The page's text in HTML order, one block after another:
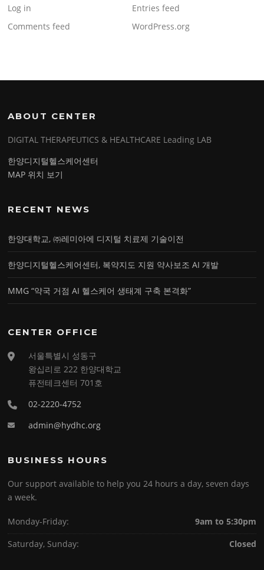
Log in
Entries feed
Comments feed
WordPress.org
ABOUT CENTER
DIGITAL THERAPEUTICS & HEALTHCARE Leading LAB
한양디지털헬스케어센터
MAP 위치 보기
RECENT NEWS
한양대학교, ㈜레미아에 디지털 치료제 기술이전
한양디지털헬스케어센터, 복약지도 지원 약사보조 AI 개발
MMG “약국 거점 AI 헬스케어 생태계 구축 본격화”
CENTER OFFICE
서울특별시 성동구
왕십리로 222 한양대학교
퓨전테크센터 701호
02-2220-4752
admin@hydhc.org
BUSINESS HOURS
Our support available to help you 24 hours a day, seven days
a week.
Monday-Friday:
9am to 5:30pm
Saturday, Sunday:
Closed